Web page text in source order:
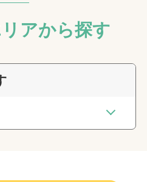
アから探す